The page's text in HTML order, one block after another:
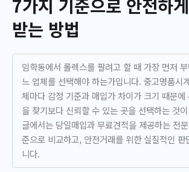
7가지 기준으로 안전하
받는 방법
임학동에서 롤렉스를 팔려고 할 때 가장 먼저
느 업체를 선택해야 하는가입니다. 중고명품시
체마다 감정 기준과 매입가 차이가 크기 때문에
을 찾기보다 신뢰할 수 있는 곳을 선택하는 것
글에서는 당일매입과 무료견적을 제공하는 전
준으로 비교하고, 안전거래를 위한 실질적인 판
니다.